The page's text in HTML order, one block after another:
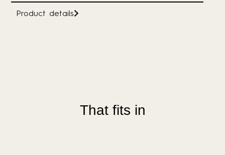
Product details
That fits in